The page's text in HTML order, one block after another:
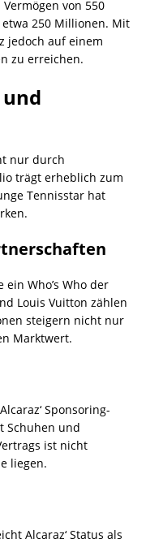
von 550
250 Millionen. Mit
jedoch auf einem
zu erreichen.
nur durch
trägt erheblich zum
Tennisstar hat
ein Who’s Who der
Louis Vuitton zählen
steigern nicht nur
Marktwert.
Sponsoring-
Schuhen und
ist nicht
liegen.
Alcaraz‘ Status als